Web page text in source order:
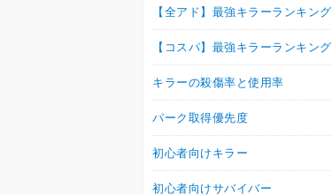
【全アド】最強キラーランキング
【コスパ】最強キラーランキング
キラーの殺傷率と使用率
パーク取得優先度
初心者向けキラー
初心者向けサバイバー